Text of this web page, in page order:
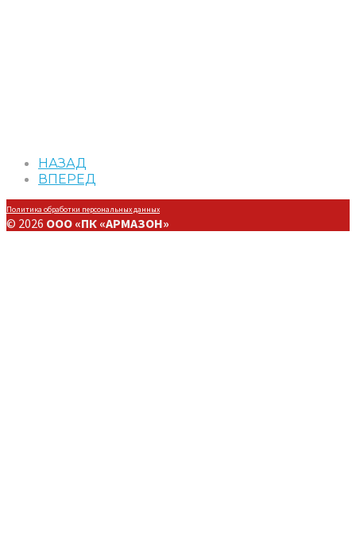
НАЗАД
ВПЕРЕД
Политика обработки персональных данных
© 2026 ООО «ПК «АРМАЗОН»